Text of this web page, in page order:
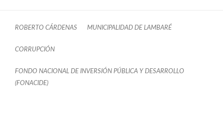
ROBERTO CÁRDENAS MUNICIPALIDAD DE LAMBARÉ
CORRUPCIÓN
FONDO NACIONAL DE INVERSIÓN PÚBLICA Y DESARROLLO
(FONACIDE)